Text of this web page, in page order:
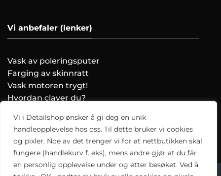
Vi i Detailshop ønsker å gi deg en unik
handleopplevelse hos oss. Til dette bruker vi cookies
og pixler. Noe av det trenger vi for at nettbutikken skal
fungere (handlekurv f. eks), mens andre gjør at du får
en personlig opplevelse under og etter besøket. Ved å
Vi anbefaler (lenker)
Vask av poleringsputer
Farging av skinnratt
Vask motoren trygt!
Hvordan clayer du?
Alle artikler
Copyright 2026 © Detailshop.no